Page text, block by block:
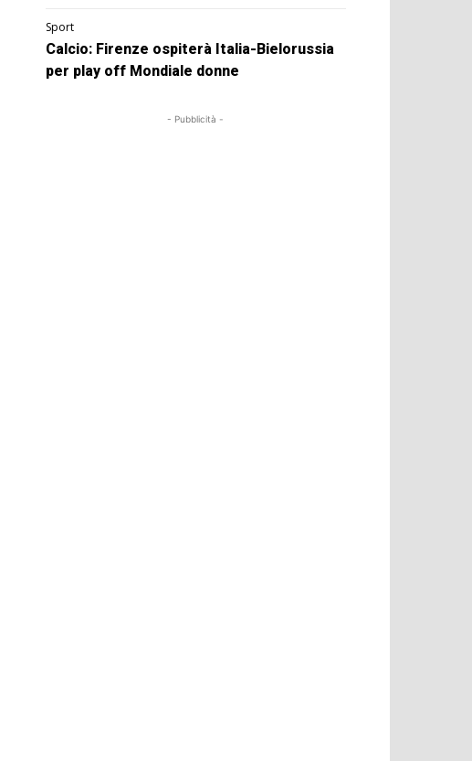
Sport
Calcio: Firenze ospiterà Italia-Bielorussia
per play off Mondiale donne
- Pubblicità -